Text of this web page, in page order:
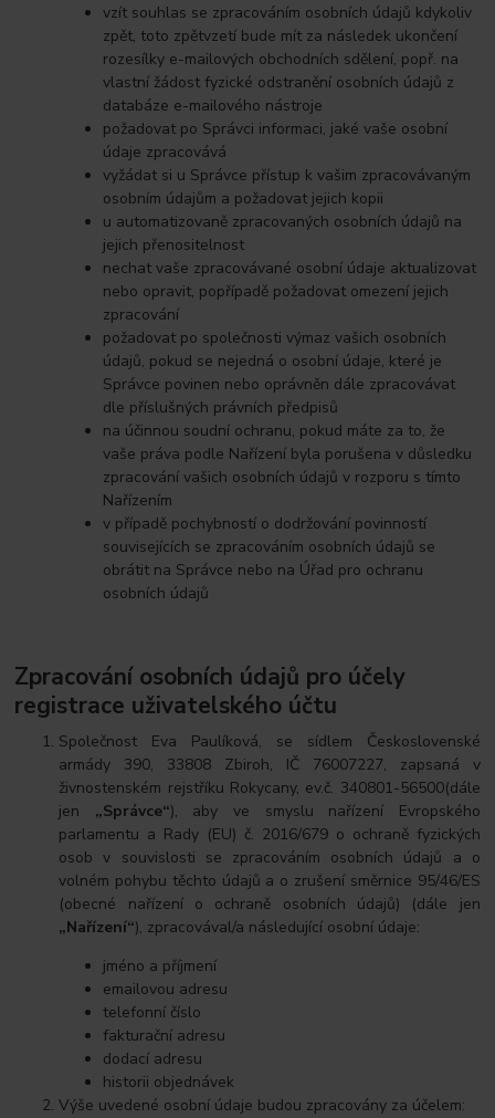
vzít souhlas se zpracováním osobních údajů kdykoliv
zpět, toto zpětvzetí bude mít za následek ukončení
rozesílky e-mailových obchodních sdělení, popř. na
vlastní žádost fyzické odstranění osobních údajů z
databáze e-mailového nástroje
požadovat po Správci informaci, jaké vaše osobní
údaje zpracovává
vyžádat si u Správce přístup k vašim zpracovávaným
osobním údajům a požadovat jejich kopii
u automatizovaně zpracovaných osobních údajů na
jejich přenositelnost
nechat vaše zpracovávané osobní údaje aktualizovat
nebo opravit, popřípadě požadovat omezení jejich
zpracování
požadovat po společnosti výmaz vašich osobních
údajů, pokud se nejedná o osobní údaje, které je
Správce povinen nebo oprávněn dále zpracovávat
dle příslušných právních předpisů
na účinnou soudní ochranu, pokud máte za to, že
vaše práva podle Nařízení byla porušena v důsledku
zpracování vašich osobních údajů v rozporu s tímto
Nařízením
v případě pochybností o dodržování povinností
souvisejících se zpracováním osobních údajů se
obrátit na Správce nebo na Úřad pro ochranu
osobních údajů
Zpracování osobních údajů pro účely
registrace uživatelského účtu
Společnost Eva Paulíková, se sídlem Československé
armády 390, 33808 Zbiroh, IČ 76007227, zapsaná v
živnostenském rejstříku Rokycany, ev.č. 340801-56500(dále
jen „Správce“), aby ve smyslu nařízení Evropského
parlamentu a Rady (EU) č. 2016/679 o ochraně fyzických
osob v souvislosti se zpracováním osobních údajů a o
volném pohybu těchto údajů a o zrušení směrnice 95/46/ES
(obecné nařízení o ochraně osobních údajů) (dále jen
„Nařízení“), zpracovával/a následující osobní údaje:
jméno a příjmení
emailovou adresu
telefonní číslo
fakturační adresu
dodací adresu
historii objednávek
Výše uvedené osobní údaje budou zpracovány za účelem: